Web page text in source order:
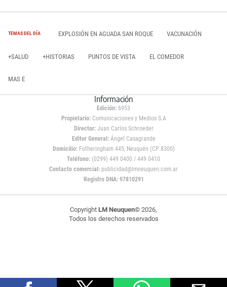
TEMAS DEL DÍA EXPLOSIÓN EN AGUADA SAN ROQUE VACUNACIÓN
+SALUD +HISTORIAS PUNTOS DE VISTA EL COMEDOR
MAS E
Información
Edición: 6953
Propietario:Comunicaciones y Medios S.A
Director: Juan Carlos Schroeder
Editor General:Ángel Casagrande
Domicilio:Fotheringham 445, Neuquén (CP 8300)
Teléfono: (0299) 449 0400 / 449 0410
Contacto comercial: publicidad@lmneuquen.com.ar
Registro DNA: 97810291
Copyright LM Neuquen© 2026,
Todos los derechos reservados